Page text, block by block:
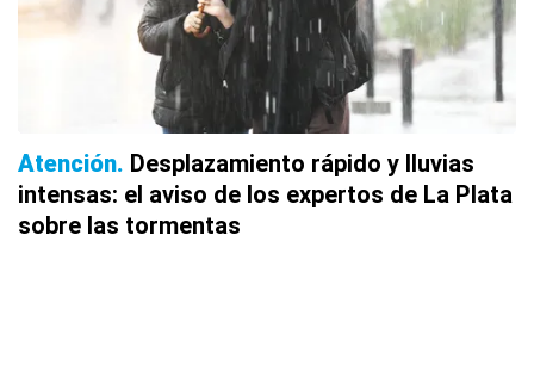
Atención Desplazamiento rápido y lluvias
intensas: el aviso de los expertos de La Plata
sobre las tormentas